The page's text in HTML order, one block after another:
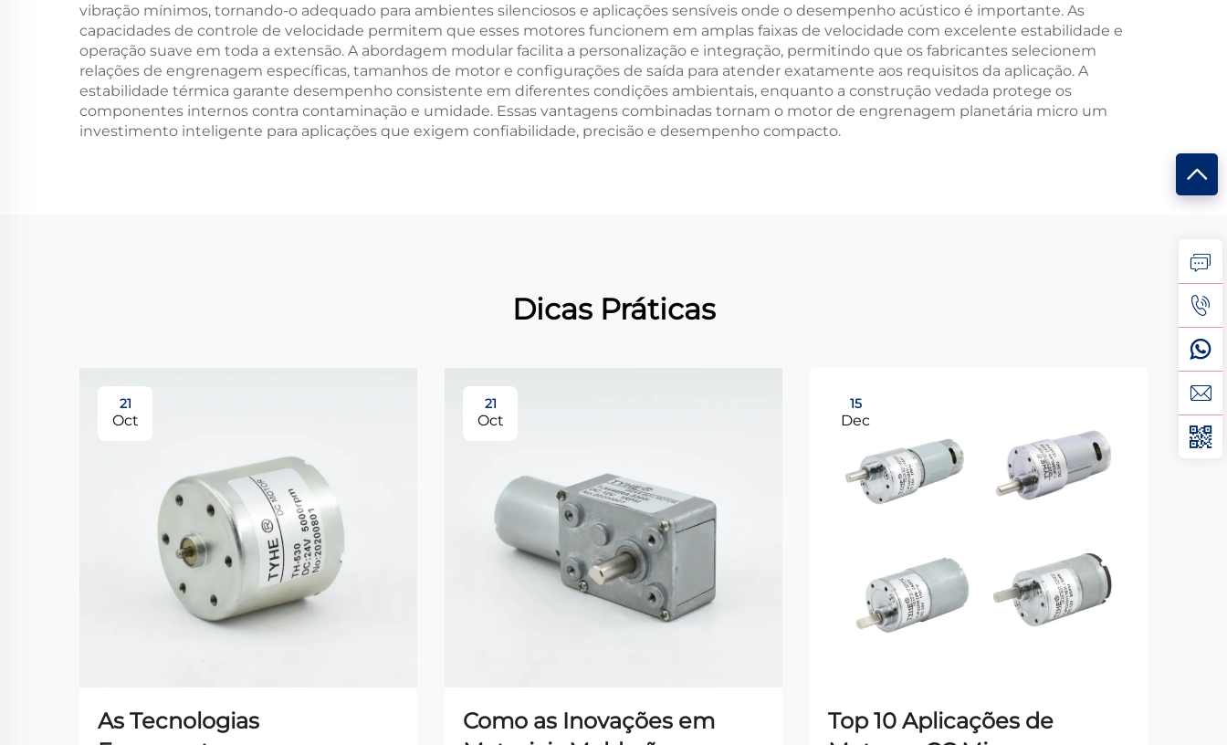
vibração mínimos, tornando-o adequado para ambientes silenciosos e aplicações sensíveis onde o desempenho acústico é importante. As
capacidades de controle de velocidade permitem que esses motores funcionem em amplas faixas de velocidade com excelente estabilidade e
operação suave em toda a extensão. A abordagem modular facilita a personalização e integração, permitindo que os fabricantes selecionem
relações de engrenagem específicas, tamanhos de motor e configurações de saída para atender exatamente aos requisitos da aplicação. A
estabilidade térmica garante desempenho consistente em diferentes condições ambientais, enquanto a construção vedada protege os
componentes internos contra contaminação e umidade. Essas vantagens combinadas tornam o motor de engrenagem planetária micro um
investimento inteligente para aplicações que exigem confiabilidade, precisão e desempenho compacto.
Dicas Práticas
21
Oct
As Tecnologias
21
Oct
Como as Inovações em
15
Dec
Top 10 Aplicações de